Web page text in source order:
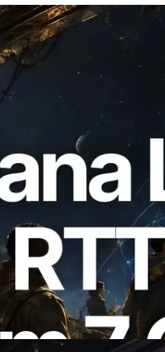
Leader Slot API
Information API